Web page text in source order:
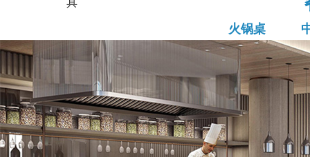
具
火锅桌